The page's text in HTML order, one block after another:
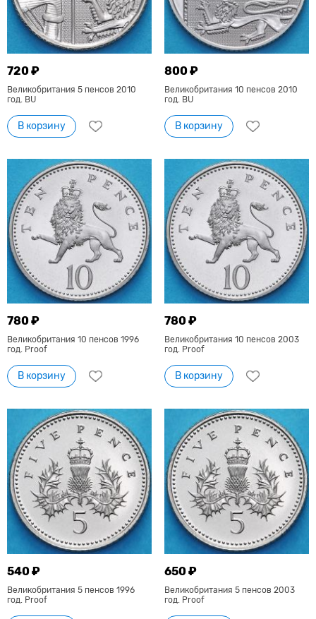
720 ₽
Великобритания 5 пенсов 2010
год. BU
В корзину
800 ₽
Великобритания 10 пенсов 2010
год. BU
В корзину
780 ₽
Великобритания 10 пенсов 1996
год. Proof
В корзину
780 ₽
Великобритания 10 пенсов 2003
год. Proof
В корзину
540 ₽
Великобритания 5 пенсов 1996
год. Proof
650 ₽
Великобритания 5 пенсов 2003
год. Proof